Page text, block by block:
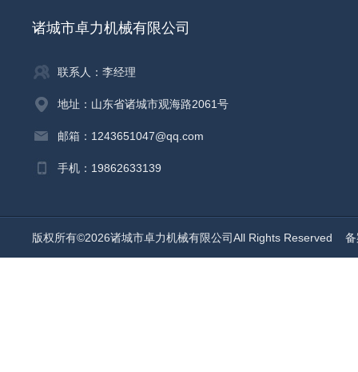
诸城市卓力机械有限公司
联系人：李经理
地址：山东省诸城市观海路2061号
邮箱：1243651047@qq.com
手机：19862633139
版权所有©2026诸城市卓力机械有限公司All Rights Reserved